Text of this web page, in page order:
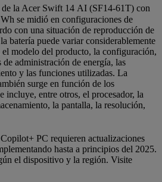
de la Acer Swift 14 AI (SF14-61T) con
se midió en configuraciones de
con una situación de reproducción de
batería puede variar considerablemente
el modelo del producto, la configuración,
de administración de energía, las
y las funciones utilizadas. La
surge en función de los
incluye, entre otros, el procesador, la
la pantalla, la resolución,
PC requieren actualizaciones
hasta a principios del 2025.
el dispositivo y la región. Visite